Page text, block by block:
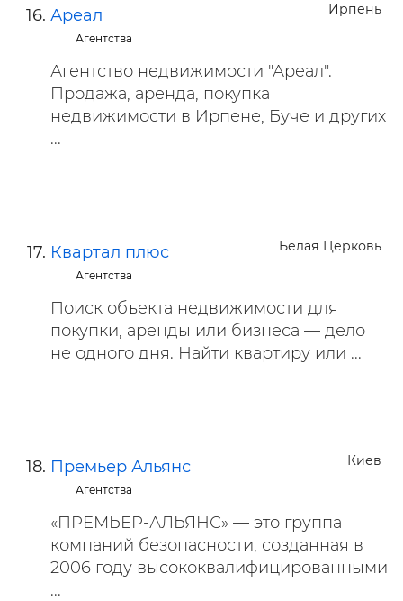
Ирпень
Ареал
Агентства
Агентство недвижимости "Ареал".
Продажа, аренда, покупка
недвижимости в Ирпене, Буче и других
...
Белая Церковь
Квартал плюс
Агентства
Поиск объекта недвижимости для
покупки, аренды или бизнеса — дело
не одного дня. Найти квартиру или ...
Киев
Премьер Альянс
Агентства
«ПРЕМЬЕР-АЛЬЯНС» — это группа
компаний безопасности, созданная в
2006 году высококвалифицированными
...